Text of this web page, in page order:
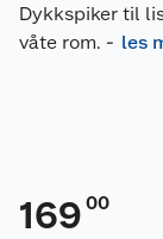
Dykkspiker til
våte rom. - les
169 00